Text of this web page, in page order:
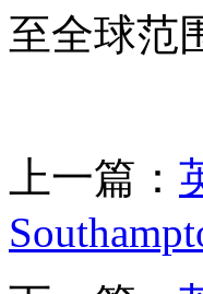
至全球范
上一篇：